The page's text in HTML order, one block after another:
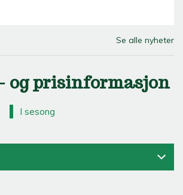
Se alle nyheter
og prisinformasjon
I sesong